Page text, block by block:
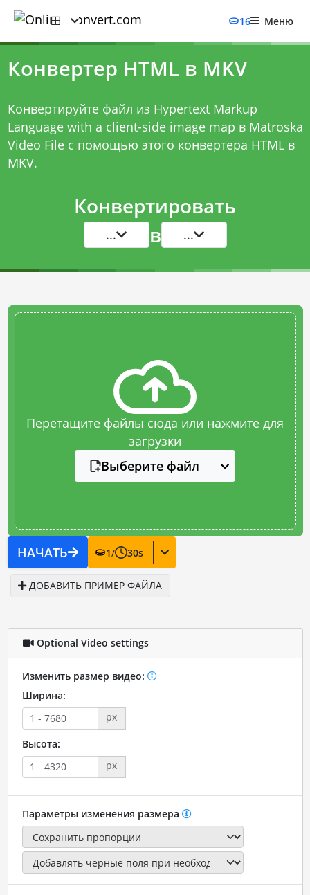
16 Меню
Конвертер HTML в MKV
Конвертируйте файл из Hypertext Markup
Language with a client-side image map в Matroska
Video File с помощью этого конвертера HTML в
MKV.
Конвертировать
... в ...
Перетащите файлы сюда или нажмите для
загрузки
Выберите файл
НАЧАТЬ 1/ 30s
ДОБАВИТЬ ПРИМЕР ФАЙЛА
Optional Video settings
Изменить размер видео:
Ширина:
px
Высота:
px
Параметры изменения размера